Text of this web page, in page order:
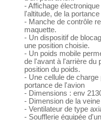
- Affichage
l'altitude, de la
- Manche de contrôle
maquette.
- Un dispositif de
une position choisie.
- Un poids mobile
de l'avant à l'arrière du
position du poids.
- Une cellule de
portance de l'avion
- Dimensions : env
- Dimension de la
- Ventilateur de type
- Soufflerie équipée